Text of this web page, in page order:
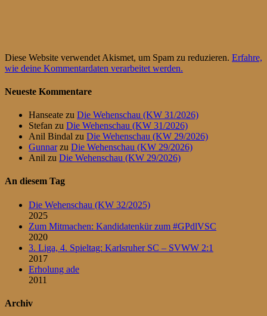
Diese Website verwendet Akismet, um Spam zu reduzieren. Erfahre,
wie deine Kommentardaten verarbeitet werden.
Neueste Kommentare
Hanseate zu Die Wehenschau (KW 31/2026)
Stefan zu Die Wehenschau (KW 31/2026)
Anil Bindal zu Die Wehenschau (KW 29/2026)
Gunnarzu Die Wehenschau (KW 29/2026)
Anil zu Die Wehenschau (KW 29/2026)
An diesem Tag
Die Wehenschau (KW 32/2025)
2025
Zum Mitmachen: Kandidatenkür zum #GPdlVSC
2020
3. Liga, 4. Spieltag: Karlsruher SC – SVWW 2:1
2017
Erholung ade
2011
Archiv